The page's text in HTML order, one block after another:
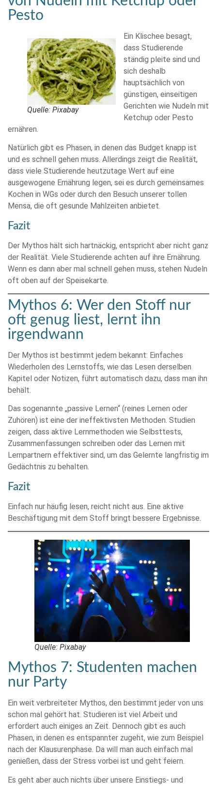
Pesto
Quelle: Pixabay
Ein Klischee besagt,
dass Studierende
ständig pleite sind und
sich deshalb
hauptsächlich von
günstigen, einseitigen
Gerichten wie Nudeln mit
Ketchup oder Pesto
ernähren.
Natürlich gibt es Phasen, in denen das Budget knapp ist
und es schnell gehen muss. Allerdings zeigt die Realität,
dass viele Studierende heutzutage Wert auf eine
ausgewogene Ernährung legen, sei es durch gemeinsames
Kochen in WGs oder durch den Besuch unserer tollen
Mensa, die oft gesunde Mahlzeiten anbietet.
Fazit
Der Mythos hält sich hartnäckig, entspricht aber nicht ganz
der Realität. Viele Studierende achten auf ihre Ernährung.
Wenn es dann aber mal schnell gehen muss, stehen Nudeln
oft oben auf der Speisekarte.
Mythos 6: Wer den Stoff nur
oft genug liest, lernt ihn
irgendwann
Der Mythos ist bestimmt jedem bekannt: Einfaches
Wiederholen des Lernstoffs, wie das Lesen derselben
Kapitel oder Notizen, führt automatisch dazu, dass man ihn
behält.
Das sogenannte „passive Lernen“ (reines Lernen oder
Zuhören) ist eine der ineffektivsten Methoden. Studien
zeigen, dass aktive Lernmethoden wie Selbsttests,
Zusammenfassungen schreiben oder das Lernen mit
Lernpartnern effektiver sind, um das Gelernte langfristig im
Gedächtnis zu behalten.
Fazit
Einfach nur häufig lesen, reicht nicht aus. Eine aktive
Beschäftigung mit dem Stoff bringt bessere Ergebnisse.
Quelle: Pixabay
Mythos 7: Studenten machen
nur Party
Ein weit verbreiteter Mythos, den bestimmt jeder von uns
schon mal gehört hat. Studieren ist viel Arbeit und
erfordert auch einiges an Zeit. Dennoch gibt es auch
Phasen, in denen es entspannter zugeht, wie zum Beispiel
nach der Klausurenphase. Da will man auch einfach mal
genießen, dass der Stress vorbei ist und geht feiern.
Es geht aber auch nichts über unsere Einstiegs- und